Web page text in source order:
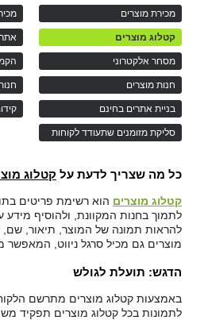
מכירת מוצרים
קטלוג מוצרים
מסחר אלקטרוני
חנות מוצרים
בניית אתרים בחינם
סליקת מזומנים שתעודד לקוחות
כל מה שצריך לדעת על קטלוג
קטלוג מוצרים הוא רשימת פריטים
לתמוך בחנות המקוונת, ולהוסיף
להראות תמונה של המוצר, תיאור, שם,
מוצרים גם מכיל סרגל ניווט, המאפשר
הדגש: תועלת לגולש
באמצעות קטלוג מוצרים מתרשם
לתמונות בכל קטלוג מוצרים תפקיד